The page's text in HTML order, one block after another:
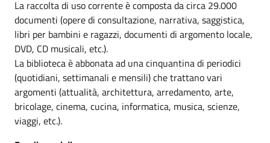
La raccolta di uso corrente è composta da circa 29.000
documenti (opere di consultazione, narrativa, saggistica,
libri per bambini e ragazzi, documenti di argomento locale,
DVD, CD musicali, etc.).
La biblioteca è abbonata ad una cinquantina di periodici
(quotidiani, settimanali e mensili) che trattano vari
argomenti (attualità, architettura, arredamento, arte,
bricolage, cinema, cucina, informatica, musica, scienze,
viaggi, etc.).